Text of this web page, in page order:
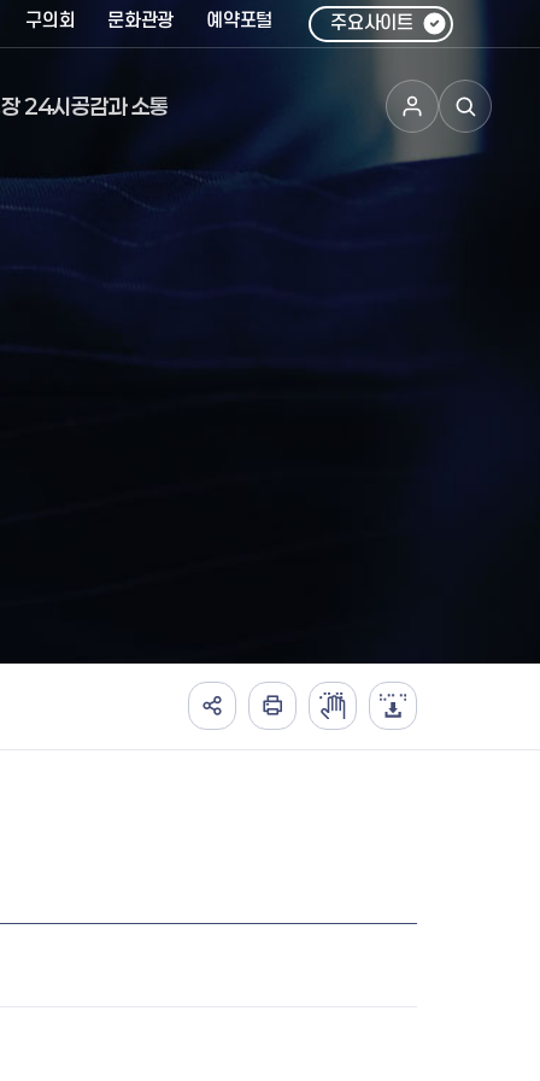
구의회 문화관광 예약포털 주요사이트
24시공감과 소통